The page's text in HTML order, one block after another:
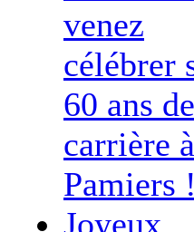
venez
célébrer
60 ans de
carrière à
Pamiers
Joyeux